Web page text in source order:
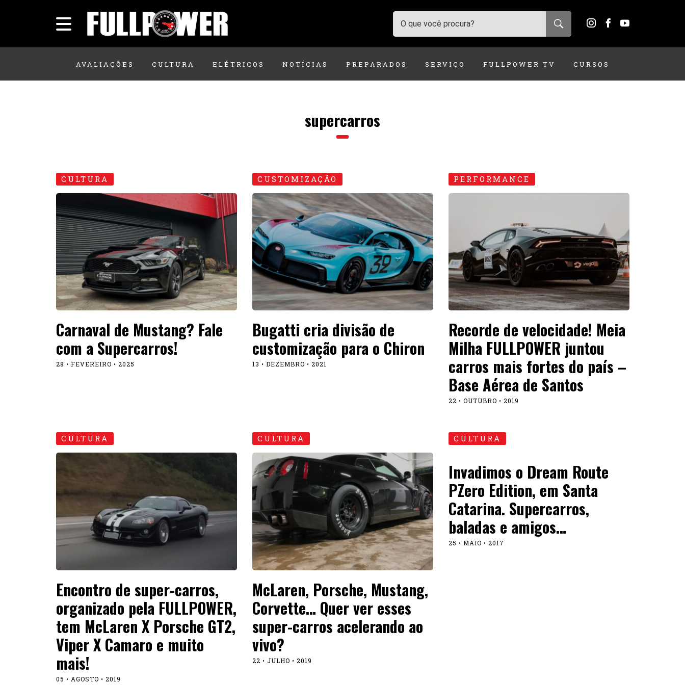
AVALIAÇÕES CULTURA ELÉTRICOS NOTÍCIAS PREPARADOS SERVIÇO FULLPOWER TV CURSOS
supercarros
CULTURA
Carnaval de Mustang? Fale
com a Supercarros!
28 • FEVEREIRO • 2025
CUSTOMIZAÇÃO
Bugatti cria divisão de
customização para o Chiron
13 • DEZEMBRO • 2021
PERFORMANCE
Recorde de velocidade! Meia
Milha FULLPOWER juntou
carros mais fortes do país –
Base Aérea de Santos
22 • OUTUBRO • 2019
CULTURA
Encontro de super-carros,
organizado pela FULLPOWER,
tem McLaren X Porsche GT2,
Viper X Camaro e muito
mais!
05 • AGOSTO • 2019
CULTURA
McLaren, Porsche, Mustang,
Corvette… Quer ver esses
super-carros acelerando ao
vivo?
22 • JULHO • 2019
CULTURA
Invadimos o Dream Route
PZero Edition, em Santa
Catarina. Supercarros,
baladas e amigos…
25 • MAIO • 2017